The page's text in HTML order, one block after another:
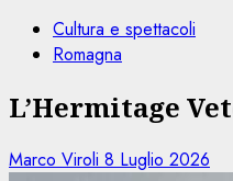
Cultura e spettacoli
Romagna
L’Hermitage
Marco Viroli 8 Luglio 2026